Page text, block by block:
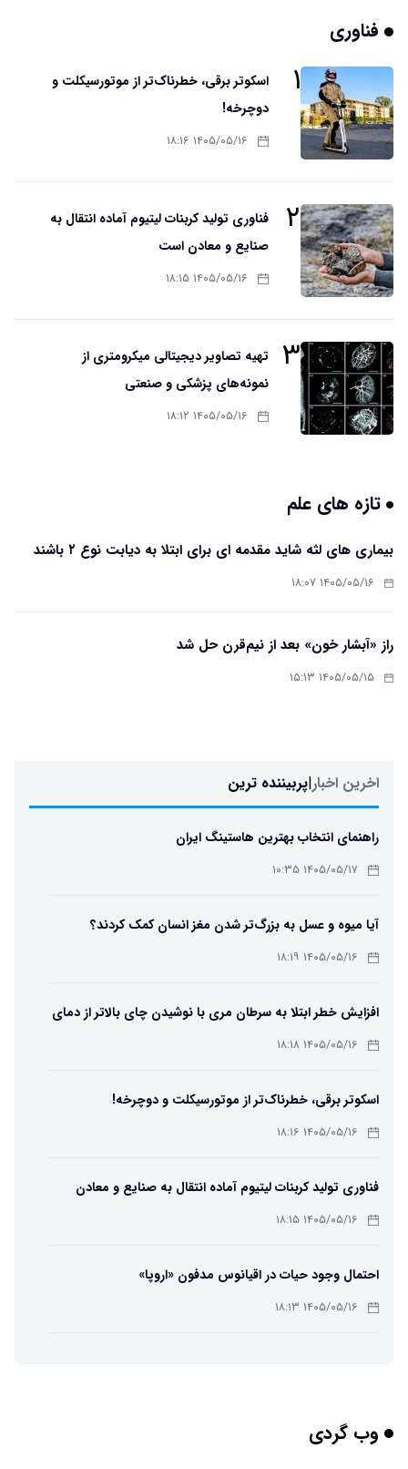
فناوری
۱
اسکوتر برقی، خطرناک‌تر از موتورسیکلت و
دوچرخه!
۱۴۰۵/۰۵/۱۶ ۱۸:۱۶
۲
فناوری تولید کربنات لیتیوم آماده انتقال به
صنایع و معادن است
۱۴۰۵/۰۵/۱۶ ۱۸:۱۵
۳
تهیه تصاویر دیجیتالی میکرومتری از
نمونه‌های پزشکی و صنعتی
۱۴۰۵/۰۵/۱۶ ۱۸:۱۲
تازه های علم
بیماری های لثه شاید مقدمه ای برای ابتلا به دیابت نوع ۲ باشند
۱۴۰۵/۰۵/۱۶ ۱۸:۰۷
راز «آبشار خون» بعد از نیم‌قرن حل شد
۱۴۰۵/۰۵/۱۵ ۱۵:۱۳
اخرین اخبار|پربیننده ترین
راهنمای انتخاب بهترین هاستینگ ایران
۱۴۰۵/۰۵/۱۷ ۱۰:۳۵
آیا میوه و عسل به بزرگ‌تر شدن مغز انسان کمک کردند؟
۱۴۰۵/۰۵/۱۶ ۱۸:۱۹
افزایش خطر ابتلا به سرطان مری با نوشیدن چای بالاتر از دمای
۶۵ درجه ۱۴۰۵/۰۵/۱۶ ۱۸:۱۸
اسکوتر برقی، خطرناک‌تر از موتورسیکلت و دوچرخه!
۱۴۰۵/۰۵/۱۶ ۱۸:۱۶
فناوری تولید کربنات لیتیوم آماده انتقال به صنایع و معادن
است۱۴۰۵/۰۵/۱۶ ۱۸:۱۵
احتمال وجود حیات در اقیانوس مدفون «اروپا»
۱۴۰۵/۰۵/۱۶ ۱۸:۱۳
تبدیل پلاستیک سرسخت PVC به ماده روان‌کننده ممکن شد
وب گردی